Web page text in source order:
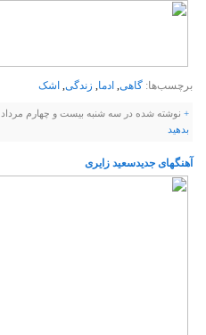
برچسب‌ها: گاهی, ادما, زندگی, اشک
+ نوشته شده در سه شنبه بیست و چهارم مرداد ۱۳۹۱ ساعت 3:52 توسط ســـروش |
بدهيد
آهنگهای جدیدسعید زایری